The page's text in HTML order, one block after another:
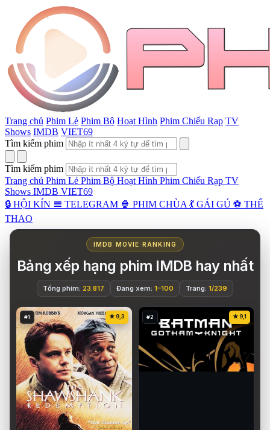
Trang chủ Phim Lẻ Phim Bộ Hoạt Hình Phim Chiếu Rạp TV
Shows IMDB VIET69
Tìm kiếm phim
Tìm kiếm phim
Trang chủ Phim Lẻ Phim Bộ Hoạt Hình Phim Chiếu Rạp TV
Shows IMDB VIET69
🔒︎ HỘI KÍN ☰ TELEGRAM 🍿 PHIM CHÙA 💃 GÁI GÚ ⚽ THỂ
THAO
IMDB MOVIE RANKING
Bảng xếp hạng phim IMDB hay nhất
Tổng phim: 23.817 Đang xem: 1–100 Trang: 1/239
#1 9,3 #2 9,1